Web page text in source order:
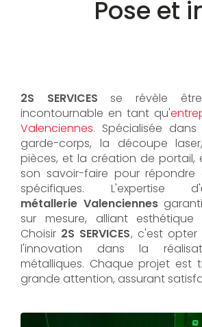
Pose et
2S SERVICESse révèle
incontournable en tant qu'
Valenciennes. Spécialisée
garde-corps, la découpe
pièces, et la création de
son savoir-faire pour
spécifiques. L'expertise d'
métallerie Valenciennes
sur mesure, alliant
Choisir 2S SERVICES, c'est
l'innovation dans la
métalliques. Chaque projet est
grande attention, assurant